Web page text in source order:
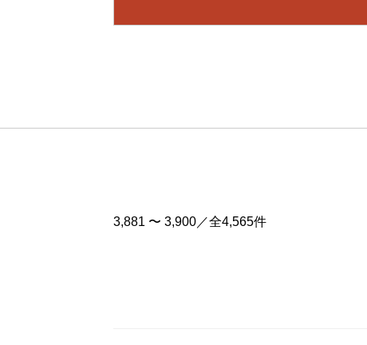
3,881 〜 3,900／全4,565件